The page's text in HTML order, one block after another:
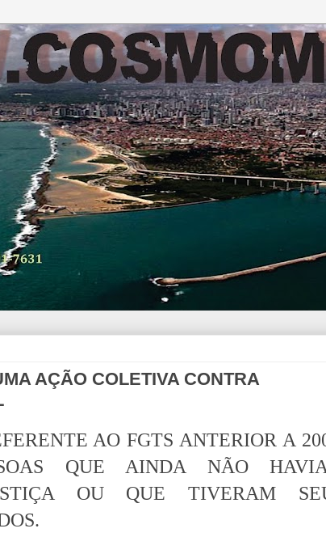
AÇÃO COLETIVA CONTRA
AO FGTS ANTERIOR A
QUE AINDA NÃO
OU QUE TIVERAM